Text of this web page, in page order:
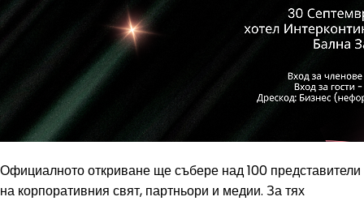
Официалното откриване ще събере над 100 представители
на корпоративния свят, партньори и медии. За тях